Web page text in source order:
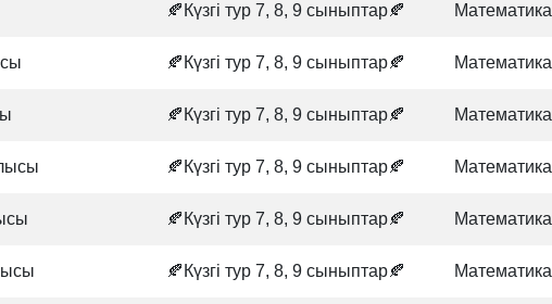
🍂Күзгі тур 7, 8, 9 сыныптар🍂 Математика
🍂Күзгі тур 7, 8, 9 сыныптар🍂 Математика
🍂Күзгі тур 7, 8, 9 сыныптар🍂 Математика
🍂Күзгі тур 7, 8, 9 сыныптар🍂 Математика
🍂Күзгі тур 7, 8, 9 сыныптар🍂 Математика
🍂Күзгі тур 7, 8, 9 сыныптар🍂 Математика